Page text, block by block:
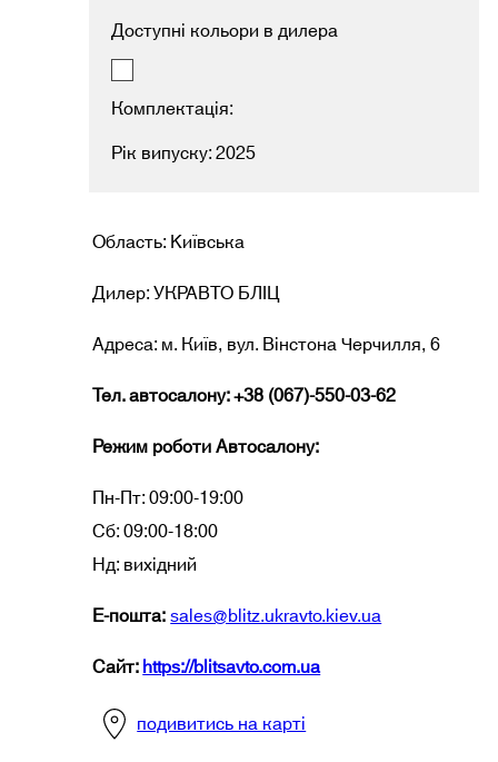
Доступні кольори в дилера
Комплектація:
Рік випуску: 2025
Область: Kиївська
Дилер: УКРАВТО БЛІЦ
Адреса: м. Київ, вул. Вінстона Черчилля, 6
Тел. автосалону: +38 (067)-550-03-62
Режим роботи Автосалону:
Пн-Пт: 09:00-19:00
Сб: 09:00-18:00
Нд: вихідний
Е-пошта:sales@blitz.ukravto.kiev.ua
Сайт:https://blitsavto.com.ua
подивитись на карті